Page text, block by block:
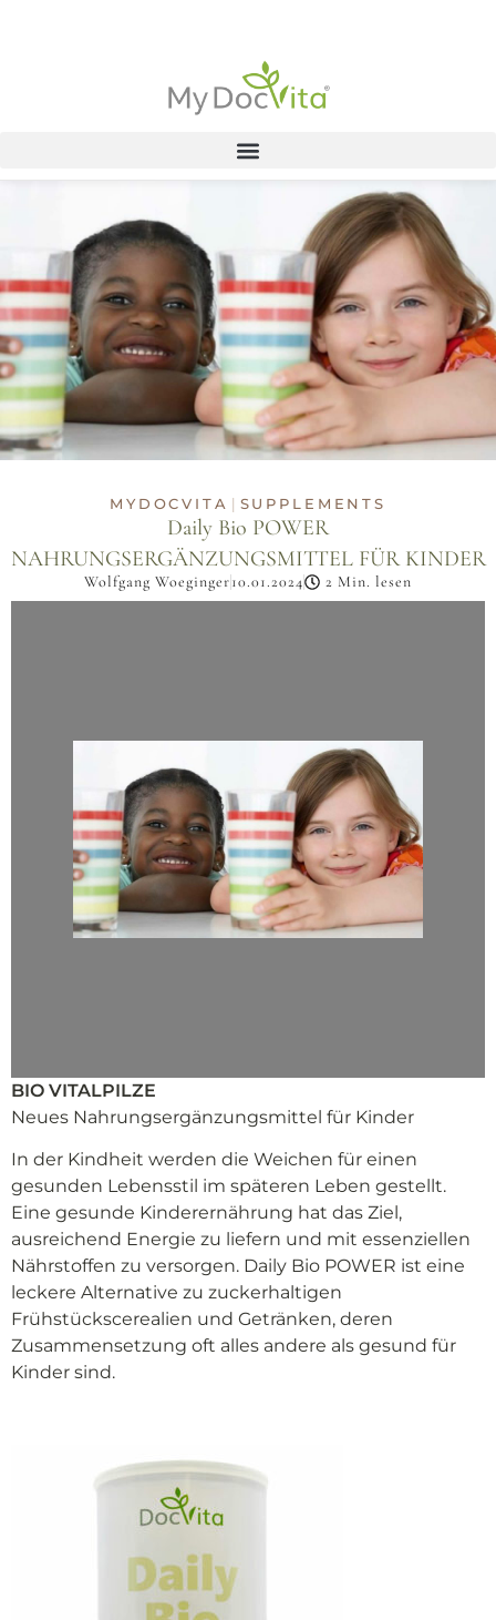
MYDOCVITA SUPPLEMENTS
Daily Bio POWER
NAHRUNGSERGÄNZUNGSMITTEL FÜR KINDER
Wolfgang Woeginger10.01.2024 2 Min. lesen
BIO VITALPILZE
Neues Nahrungsergänzungsmittel für Kinder
In der Kindheit werden die Weichen für einen
gesunden Lebensstil im späteren Leben gestellt.
Eine gesunde Kinderernährung hat das Ziel,
ausreichend Energie zu liefern und mit essenziellen
Nährstoffen zu versorgen. Daily Bio POWER ist eine
leckere Alternative zu zuckerhaltigen
Frühstückscerealien und Getränken, deren
Zusammensetzung oft alles andere als gesund für
Kinder sind.